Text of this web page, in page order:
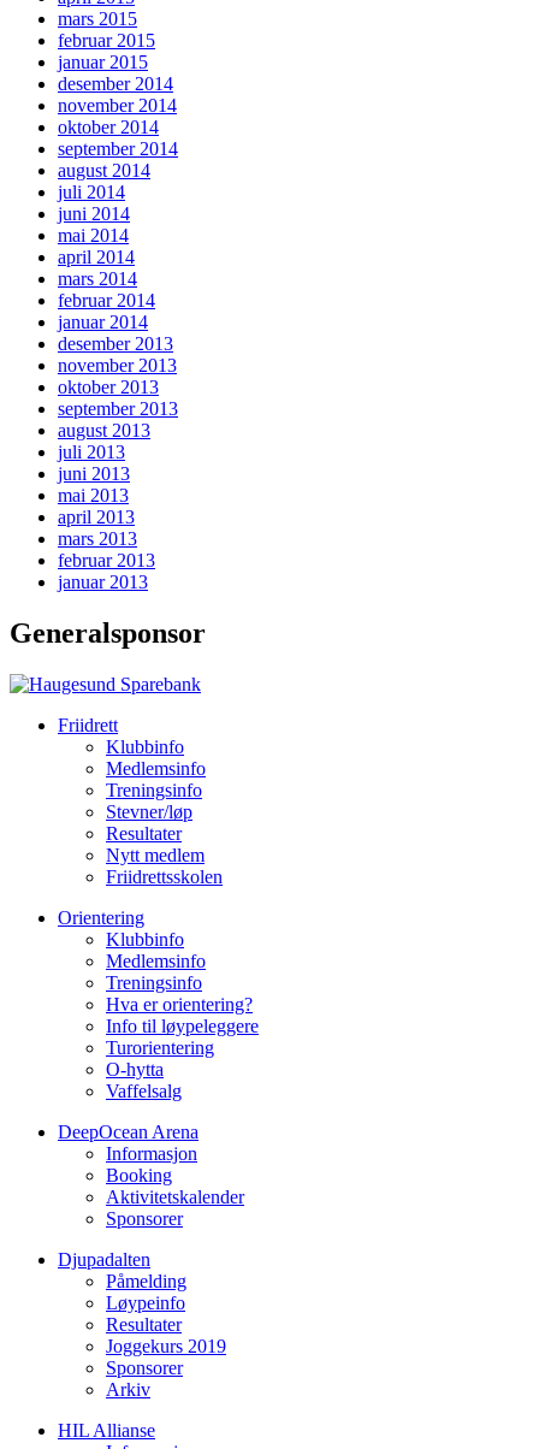
mars 2015
februar 2015
januar 2015
desember 2014
november 2014
oktober 2014
september 2014
august 2014
juli 2014
juni 2014
mai 2014
april 2014
mars 2014
februar 2014
januar 2014
desember 2013
november 2013
oktober 2013
september 2013
august 2013
juli 2013
juni 2013
mai 2013
april 2013
mars 2013
februar 2013
januar 2013
Generalsponsor
Friidrett
Klubbinfo
Medlemsinfo
Treningsinfo
Stevner/løp
Resultater
Nytt medlem
Friidrettsskolen
Orientering
Klubbinfo
Medlemsinfo
Treningsinfo
Hva er orientering?
Info til løypeleggere
Turorientering
O-hytta
Vaffelsalg
DeepOcean Arena
Informasjon
Booking
Aktivitetskalender
Sponsorer
Djupadalten
Påmelding
Løypeinfo
Resultater
Joggekurs 2019
Sponsorer
Arkiv
HIL Allianse